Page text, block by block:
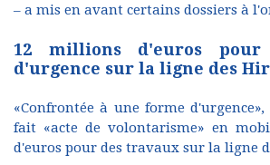
– a mis en avant certains dossiers à
12 millions d'euros pour
d'urgence sur la ligne des
«Confrontée à une forme
fait «acte de volontarisme» en
d'euros pour des travaux sur la ligne